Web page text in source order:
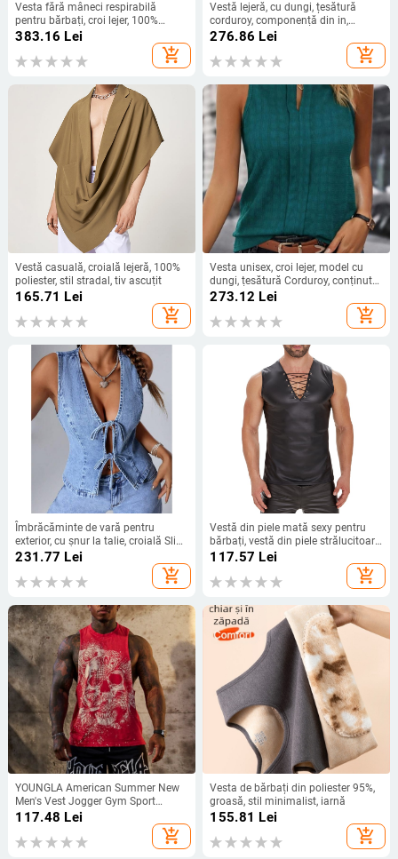
Vesta fără mâneci respirabilă
pentru bărbați, croi lejer, 100%
bumbac, imprimeu cu logo
publicitar, stil sport, vară 2025
383.16 Lei
add_shopping_cart
Vestă lejeră, cu dungi, țesătură
corduroy, componență din in,
primăvara 2025
276.86 Lei
add_shopping_cart
Vestă casuală, croială lejeră, 100%
poliester, stil stradal, tiv ascuțit
165.71 Lei
add_shopping_cart
Vesta unisex, croi lejer, model cu
dungi, țesătură Corduroy, conținut
de in, Primăvara 2025
273.12 Lei
add_shopping_cart
Îmbrăcăminte de vară pentru
exterior, cu șnur la talie, croială Slim
Fit, țesătură din bumbac-lin Vinylon
231.77 Lei
add_shopping_cart
Vestă din piele mată sexy pentru
bărbați, vestă din piele strălucitoare,
fără mâneci, mărime exactă, fără
117.57 Lei
add_shopping_cart
YOUNGLA American Summer New
Men's Vest Jogger Gym Sport
Fitness Fără mâneci T-shirt Top
117.48 Lei
add_shopping_cart
Vesta de bărbați din poliester 95%,
groasă, stil minimalist, iarnă
155.81 Lei
add_shopping_cart